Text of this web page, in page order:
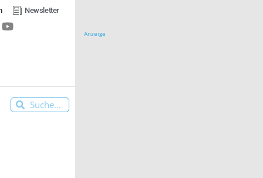
Newsletter
Anzeige